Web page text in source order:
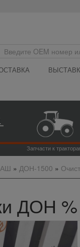
Запчасти к
» ДОН-1500 »
ДОН